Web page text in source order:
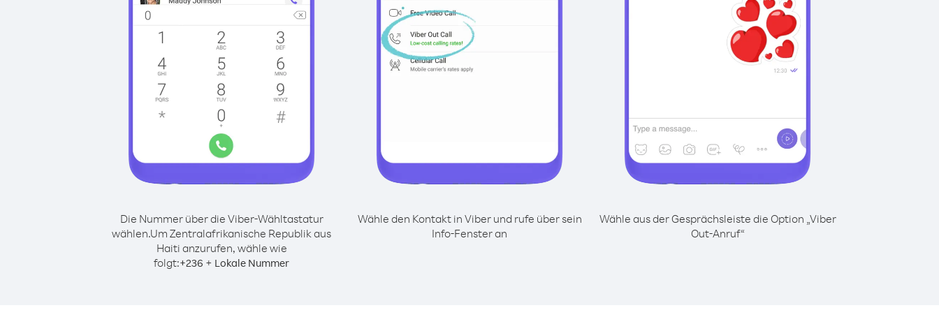
Die Nummer über die Viber-Wähltastatur
wählen.Um Zentralafrikanische Republik aus
Haiti anzurufen, wähle wie
folgt:+236 + Lokale Nummer
Wähle den Kontakt in Viber und rufe über sein
Info-Fenster an
Wähle aus der Gesprächsleiste die Option „Viber
Out-Anruf“